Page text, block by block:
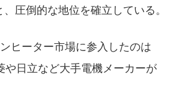
圧倒的な地位を確立している。
ヒーター市場に参入したのは
や日立など大手電機メーカーが